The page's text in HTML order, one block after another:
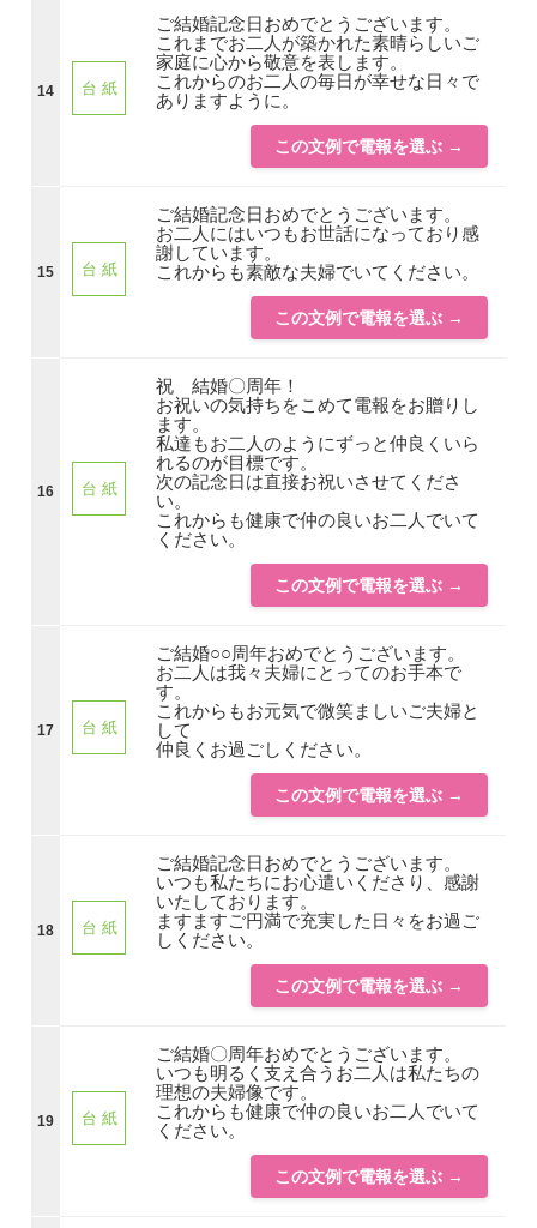
14 台 紙
ご結婚記念日おめでとうございます。
これまでお二人が築かれた素晴らしいご
家庭に心から敬意を表します。
これからのお二人の毎日が幸せな日々で
ありますように。
この文例で電報を選ぶ →
15 台 紙
ご結婚記念日おめでとうございます。
お二人にはいつもお世話になっており感
謝しています。
これからも素敵な夫婦でいてください。
この文例で電報を選ぶ →
16 台 紙
祝 結婚〇周年！
お祝いの気持ちをこめて電報をお贈りし
ます。
私達もお二人のようにずっと仲良くいら
れるのが目標です。
次の記念日は直接お祝いさせてくださ
い。
これからも健康で仲の良いお二人でいて
ください。
この文例で電報を選ぶ →
17 台 紙
ご結婚○○周年おめでとうございます。
お二人は我々夫婦にとってのお手本で
す。
これからもお元気で微笑ましいご夫婦と
して
仲良くお過ごしください。
この文例で電報を選ぶ →
18 台 紙
ご結婚記念日おめでとうございます。
いつも私たちにお心遣いくださり、感謝
いたしております。
ますますご円満で充実した日々をお過ご
しください。
この文例で電報を選ぶ →
19 台 紙
ご結婚〇周年おめでとうございます。
いつも明るく支え合うお二人は私たちの
理想の夫婦像です。
これからも健康で仲の良いお二人でいて
ください。
この文例で電報を選ぶ →